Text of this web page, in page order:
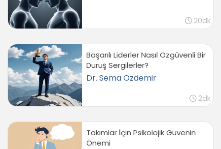
20dk
Başarılı Liderler Nasıl Özgüvenli Bir
Duruş Sergilerler?
Dr. Sema Özdemir
2dk
Takımlar İçin Psikolojik Güvenin
Önemi